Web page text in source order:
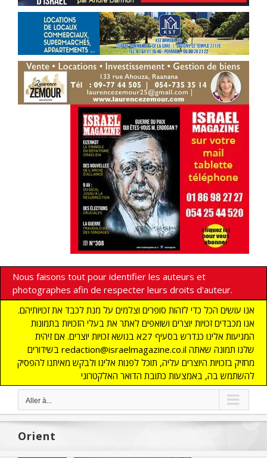
Nous faisons tout pour identifier les auteurs et
photographes afin de respecter leurs droits d'auteur.
אנו עושים הכל כדי לזהות סופרים וצלמים על מנת לכבד את זכויותיהם.
אנו מכבדים זכויות יוצרים ושואפים לאתר את בעלי הזכויות בתמונות
המגיעות אלינו כנדרש בסעיף 27א בנושא זכויות יוצרים. אם זיהית
בשידורים redaction@israelmagazine.co.il שלנו תמונה שאתה
מחזיק בזכויות היוצרים עליה, תוכל לפנות אלינו ולבקש מאיתנו להפסיק
להשתמש בה, באמצעות כתובת הדואר האלקטרוני
Aller à...
Orient